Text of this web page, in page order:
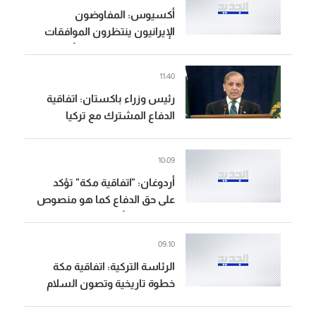
أكسيوس: المفاوضون
الإيرانيون ينتظرون الموافقات
الاتفاق مع سلطنة عُمان
والولايات المتحدة
رئيس وزراء باكستان: اتفاقية
الدفاع المشترك مع تركيا
11:40
أردوغان: "اتفاقية مكة" تؤكد
على حق الدفاع كما هو منصوص
10:09
الرئاسة التركية: اتفاقية مكة
خطوة تاريخية وتصون السلام
09:10